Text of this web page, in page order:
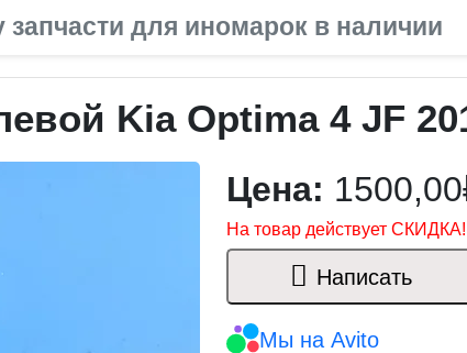
запчасти для иномарок в наличии
Kia Optima 4 JF
Цена:
На товар действует
Написать
Мы на Avito